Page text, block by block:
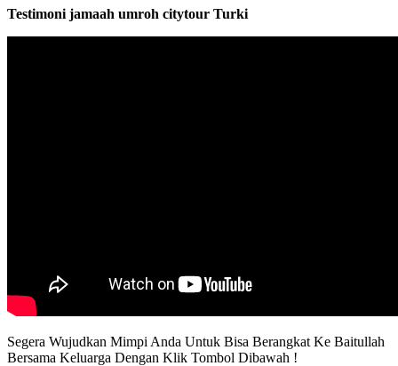
Testimoni jamaah umroh citytour Turki
Segera Wujudkan Mimpi Anda Untuk Bisa Berangkat Ke Baitullah
Bersama Keluarga Dengan Klik Tombol Dibawah !